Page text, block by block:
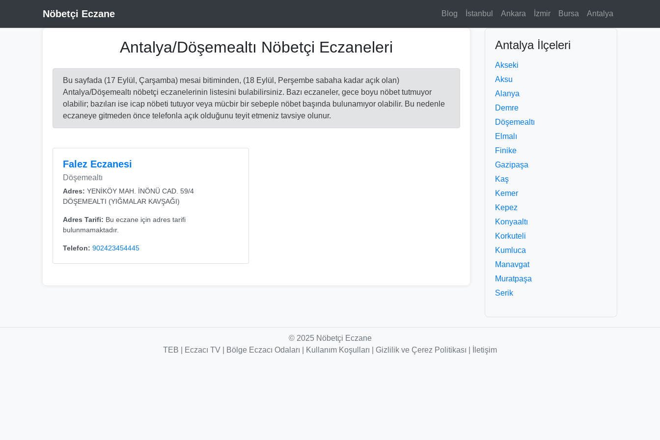
Nöbetçi Eczane Blog İstanbul Ankara İzmir Bursa Antalya
Antalya/Döşemealtı Nöbetçi Eczaneleri
Bu sayfada (17 Eylül, Çarşamba) mesai bitiminden, (18 Eylül, Perşembe sabaha kadar açık olan)
Antalya/Döşemealtı nöbetçi eczanelerinin listesini bulabilirsiniz. Bazı eczaneler, gece boyu nöbet tutmuyor
olabilir; bazıları ise icap nöbeti tutuyor veya mücbir bir sebeple nöbet başında bulunamıyor olabilir. Bu nedenle
eczaneye gitmeden önce telefonla açık olduğunu teyit etmeniz tavsiye olunur.
Falez Eczanesi
Döşemealtı
Adres: YENİKÖY MAH. İNÖNÜ CAD. 59/4
DÖŞEMEALTI (YIĞMALAR KAVŞAĞI)
Adres Tarifi: Bu eczane için adres tarifi
bulunmamaktadır.
Telefon: 902423454445
Antalya İlçeleri
Akseki
Aksu
Alanya
Demre
Döşemealtı
Elmalı
Finike
Gazipaşa
Kaş
Kemer
Kepez
Konyaaltı
Korkuteli
Kumluca
Manavgat
Muratpaşa
Serik
© 2025 Nöbetçi Eczane
TEB
Eczacı TV Bölge Eczacı Odaları Kullanım Koşulları Gizlilik ve Çerez Politikası İletişim